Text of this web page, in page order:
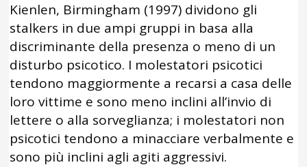
Kienlen, Birmingham (1997) dividono gli
stalkers in due ampi gruppi in basa alla
discriminante della presenza o meno di un
disturbo psicotico. I molestatori psicotici
tendono maggiormente a recarsi a casa delle
loro vittime e sono meno inclini all’invio di
lettere o alla sorveglianza; i molestatori non
psicotici tendono a minacciare verbalmente e
sono più inclini agli agiti aggressivi.